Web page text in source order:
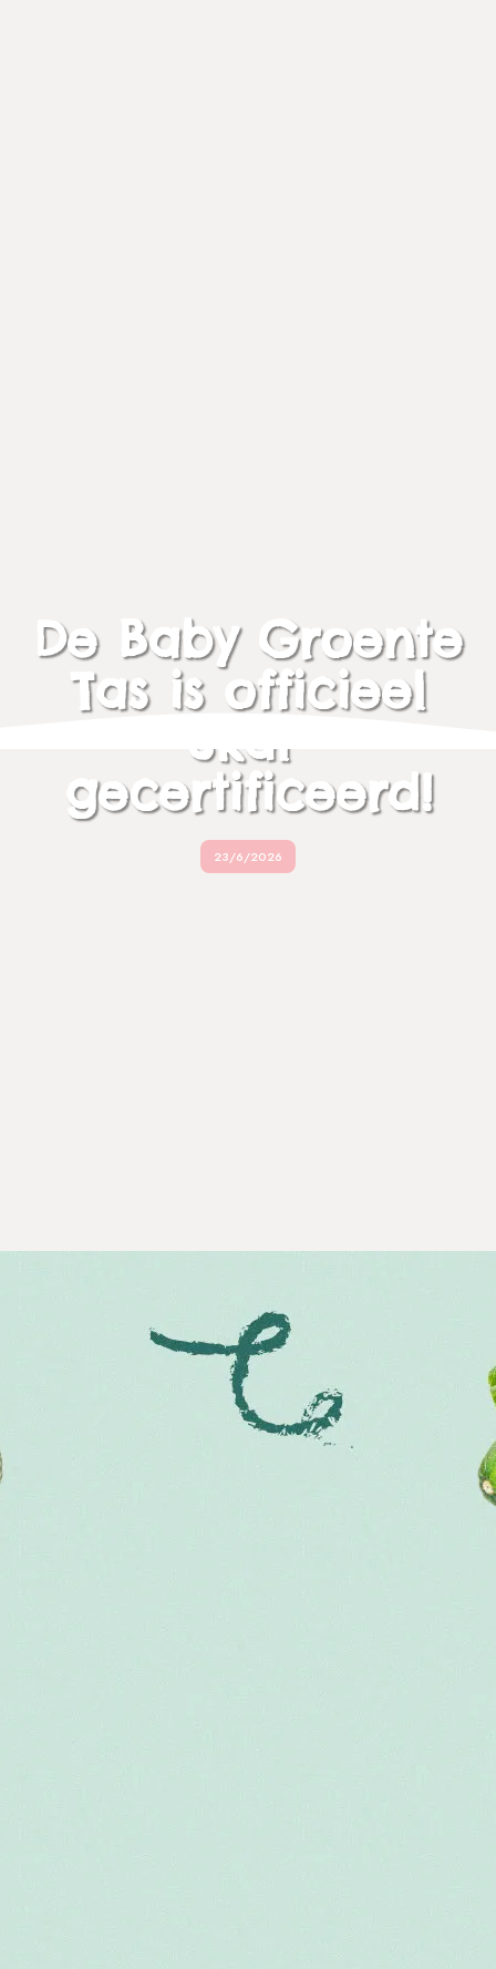
De Baby Groente
Tas is officieel
Skal-
gecertificeerd!
23/6/2026